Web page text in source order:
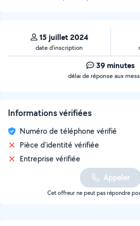
15 juillet 2024
date d’inscription
39 minutes
délai de réponse aux
Informations vérifiées
Numéro de téléphone vérifié
Pièce d'identité vérifiée
Entreprise vérifiée
Appeler
Cet offreur ne peut pas répondre